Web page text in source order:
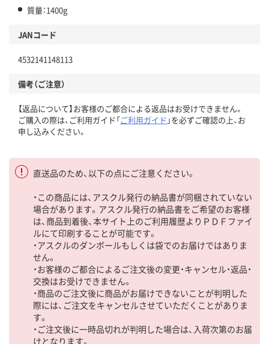
質量：1400g
JANコード
4532141148113
備考（ご注意）
【返品について】お客様のご都合による返品はお受けできません。
ご購入の際は、ご利用ガイド「ご利用ガイド 」を必ずご確認の上、お
申し込みください。
直送品のため、以下の点にご注意ください。
・この商品には、アスクル発行の納品書が同梱されていない
場合があります。アスクル発行の納品書をご希望のお客様
は、商品到着後、本サイト上のご利用履歴よりＰＤＦファイ
ルにて印刷することが可能です。
・アスクルのダンボールもしくは袋でのお届けではありま
せん。
・お客様のご都合によるご注文後の変更・キャンセル・返品・
交換はお受けできません。
・商品のご注文後に商品がお届けできないことが判明した
際には、ご注文をキャンセルさせていただくことがありま
す。
・ご注文後に一時品切れが判明した場合は、入荷次第のお届
けとなります。